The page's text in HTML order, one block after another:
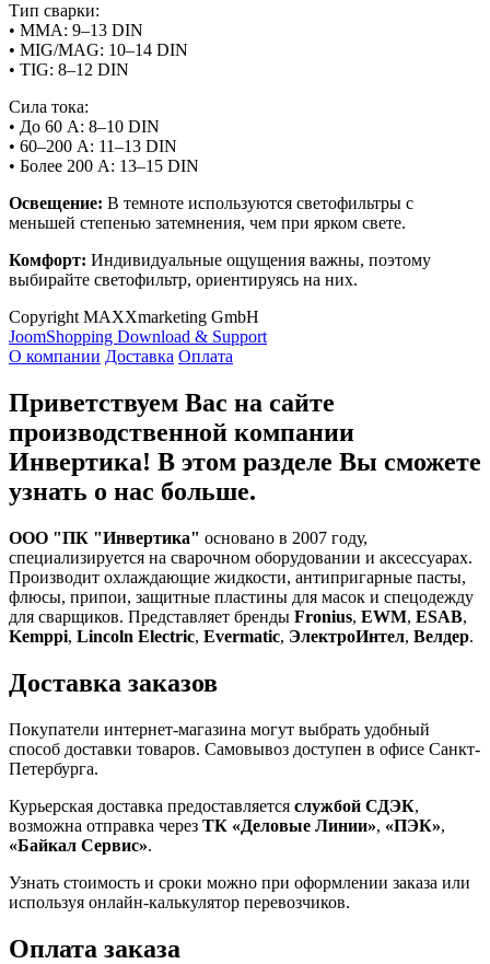
Тип сварки:
• MMA: 9–13 DIN
• MIG/MAG: 10–14 DIN
• TIG: 8–12 DIN
Сила тока:
• До 60 А: 8–10 DIN
• 60–200 А: 11–13 DIN
• Более 200 А: 13–15 DIN
Освещение: В темноте используются светофильтры с
меньшей степенью затемнения, чем при ярком свете.
Комфорт: Индивидуальные ощущения важны, поэтому
выбирайте светофильтр, ориентируясь на них.
Copyright MAXXmarketing GmbH
JoomShopping Download & Support
О компании Доставка Оплата
Приветствуем Вас на сайте
производственной компании
Инвертика! В этом разделе Вы сможете
узнать о нас больше.
ООО "ПК "Инвертика" основано в 2007 году,
специализируется на сварочном оборудовании и аксессуарах.
Производит охлаждающие жидкости, антипригарные пасты,
флюсы, припои, защитные пластины для масок и спецодежду
для сварщиков. Представляет бренды Fronius, EWM, ESAB,
Kemppi, Lincoln Electric, Evermatic, ЭлектроИнтел, Велдер.
Доставка заказов
Покупатели интернет-магазина могут выбрать удобный
способ доставки товаров. Самовывоз доступен в офисе Санкт-
Петербурга.
Курьерская доставка предоставляется службой СДЭК,
возможна отправка через ТК «Деловые Линии», «ПЭК»,
«Байкал Сервис».
Узнать стоимость и сроки можно при оформлении заказа или
используя онлайн-калькулятор перевозчиков.
Оплата заказа